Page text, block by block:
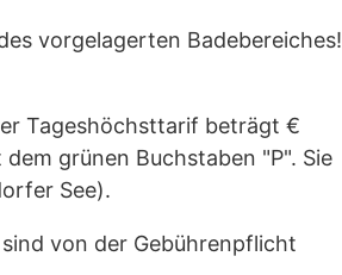
vorgelagerten Badebereiches!
Tageshöchsttarif beträgt €
grünen Buchstaben "P". Sie
See).
sind von der Gebührenpflicht